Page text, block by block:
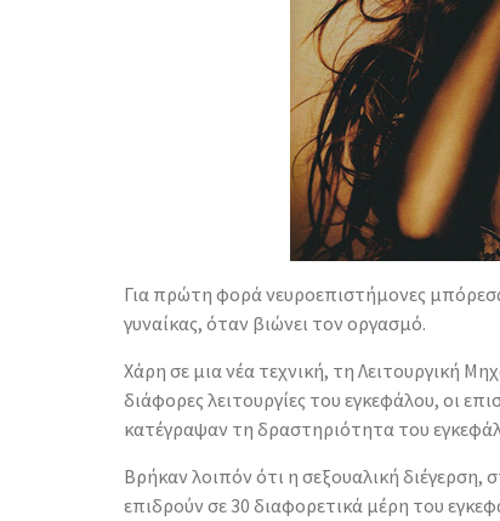
Για πρώτη φορά νευροεπιστήμονες
γυναίκας, όταν βιώνει τον οργασμό.
Χάρη σε μια νέα τεχνική, τη Λειτουργική
διάφορες λειτουργίες του εγκεφάλου, οι
κατέγραψαν τη δραστηριότητα του
Βρήκαν λοιπόν ότι η σεξουαλική
επιδρούν σε 30 διαφορετικά μέρη του